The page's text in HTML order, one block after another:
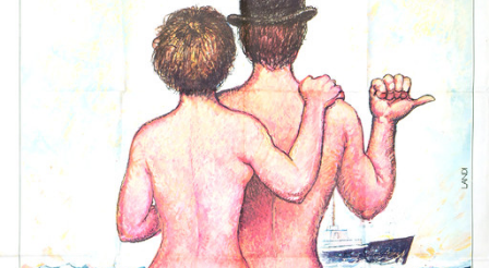
Vendre